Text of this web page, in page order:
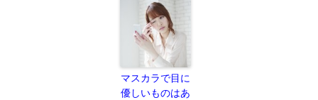
マスカラで目に
優しいものはあ